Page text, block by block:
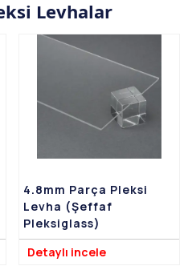
Levhalar
4.8mm Parça Pleksi
Levha (Şeffaf
Pleksiglass)
Detaylı incele